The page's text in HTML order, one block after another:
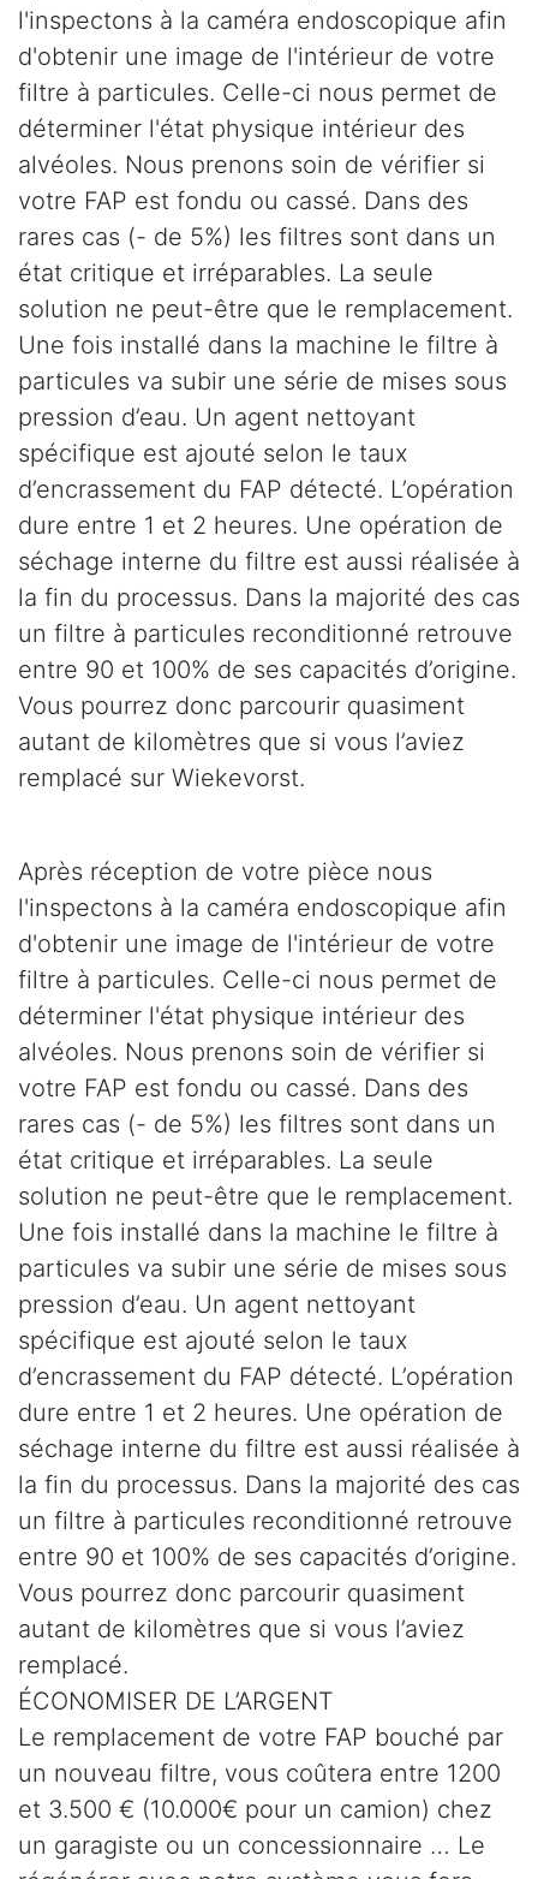
l'inspectons à la caméra endoscopique afin
d'obtenir une image de l'intérieur de votre
filtre à particules. Celle-ci nous permet de
déterminer l'état physique intérieur des
alvéoles. Nous prenons soin de vérifier si
votre FAP est fondu ou cassé. Dans des
rares cas (- de 5%) les filtres sont dans un
état critique et irréparables. La seule
solution ne peut-être que le remplacement.
Une fois installé dans la machine le filtre à
particules va subir une série de mises sous
pression d’eau. Un agent nettoyant
spécifique est ajouté selon le taux
d’encrassement du FAP détecté. L’opération
dure entre 1 et 2 heures. Une opération de
séchage interne du filtre est aussi réalisée à
la fin du processus. Dans la majorité des cas
un filtre à particules reconditionné retrouve
entre 90 et 100% de ses capacités d’origine.
Vous pourrez donc parcourir quasiment
autant de kilomètres que si vous l’aviez
remplacé sur Wiekevorst.
Après réception de votre pièce nous
l'inspectons à la caméra endoscopique afin
d'obtenir une image de l'intérieur de votre
filtre à particules. Celle-ci nous permet de
déterminer l'état physique intérieur des
alvéoles. Nous prenons soin de vérifier si
votre FAP est fondu ou cassé. Dans des
rares cas (- de 5%) les filtres sont dans un
état critique et irréparables. La seule
solution ne peut-être que le remplacement.
Une fois installé dans la machine le filtre à
particules va subir une série de mises sous
pression d’eau. Un agent nettoyant
spécifique est ajouté selon le taux
d’encrassement du FAP détecté. L’opération
dure entre 1 et 2 heures. Une opération de
séchage interne du filtre est aussi réalisée à
la fin du processus. Dans la majorité des cas
un filtre à particules reconditionné retrouve
entre 90 et 100% de ses capacités d’origine.
Vous pourrez donc parcourir quasiment
autant de kilomètres que si vous l’aviez
remplacé.
ÉCONOMISER DE L’ARGENT
Le remplacement de votre FAP bouché par
un nouveau filtre, vous coûtera entre 1200
et 3.500 € (10.000€ pour un camion) chez
un garagiste ou un concessionnaire … Le